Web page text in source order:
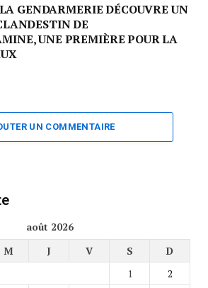
GENDARMERIE DÉCOUVRE UN
DE
UNE PREMIÈRE POUR LA
UN COMMENTAIRE
août 2026
M J V S
D
1
2